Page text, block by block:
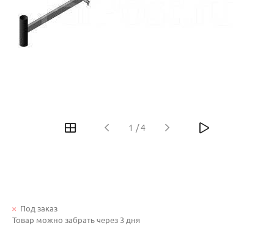
1 / 4
Под заказ
Товар можно забрать через 3 дня